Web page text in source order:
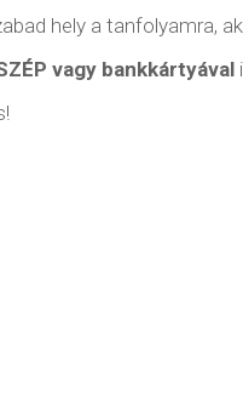
hely a tanfolyamra,
vagy bankkártyával